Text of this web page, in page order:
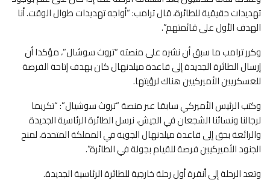
تهديدات حقيقية للطائرة، قال ترامب: “أواجه تهديدات طوال الوقت. أنا
الهدف الأول على قائمتهم”.
وكرر ترامب ما سبق أن نشره على منصته “تروث سوشال”، مؤكدا أن
إرسال الطائرة الجديدة إلى قاعدة ميلدنهال كان بهدف إتاحة الفرصة
للعسكريين الأميركيين هناك لرؤيتها.
وكتب الرئيس الأميركي سابقا عبر منصة “تروث سوشيال”: “تكريما
لرجالنا ونسائنا الشجعان في الجيش، نرسل الطائرة الرئاسية الجديدة
والرائعة بحق إلى قاعدة ميلدنهال الجوية في المملكة المتحدة، لمنح
الجنود الأميركيين فرصة للقيام بجولة في الطائرة”.
وتعد الرحلة إلى أنقرة أول رحلة خارجية للطائرة الرئاسية الجديدة.